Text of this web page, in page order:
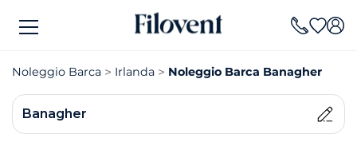
Noleggio Barca Irlanda Noleggio Barca Banagher
Banagher